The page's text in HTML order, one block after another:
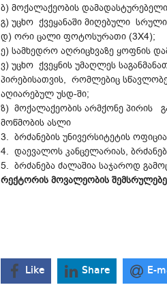
ბ) მოქალაქეობის
გ) უცხო ქვეყანაში მიღებული
დ) ორი ცალი ფოტოსურათი (3X4);
ე) სამხედრო აღრიცხვაზე ყოფნის
ვ) უცხო ქვეყნის უმაღლეს
პირებისათვის, რომლებიც
აღიარებულ უსდ-ში;
ზ) მოქალაქეობის არმქონე პირის
მოწმობის ასლი
3. ბრძანების უნივერსიტეტის
4. დაევალოს კანცელარიას,
5. ბრძანება ძალაშია საჯაროდ
რექტორის მოვალეობის
Like Share E-